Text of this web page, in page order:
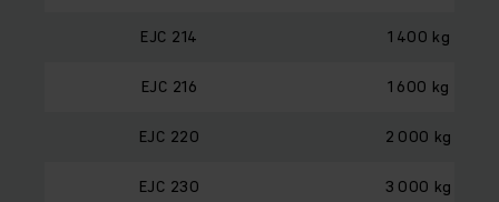
EJC 214 1 400 kg
EJC 216 1 600 kg
EJC 220 2 000 kg
EJC 230 3 000 kg